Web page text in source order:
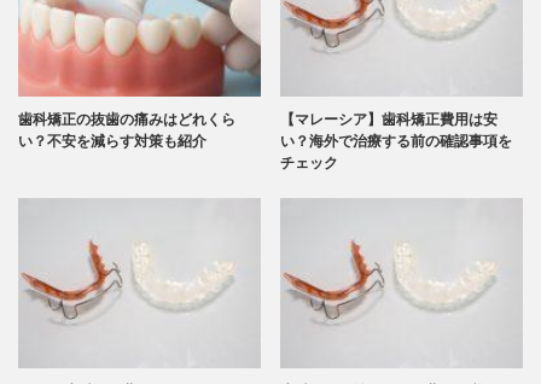
歯科矯正の抜歯の痛みはどれくら
い？不安を減らす対策も紹介
【マレーシア】歯科矯正費用は安
い？海外で治療する前の確認事項を
チェック